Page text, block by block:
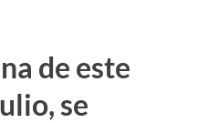
de este
se